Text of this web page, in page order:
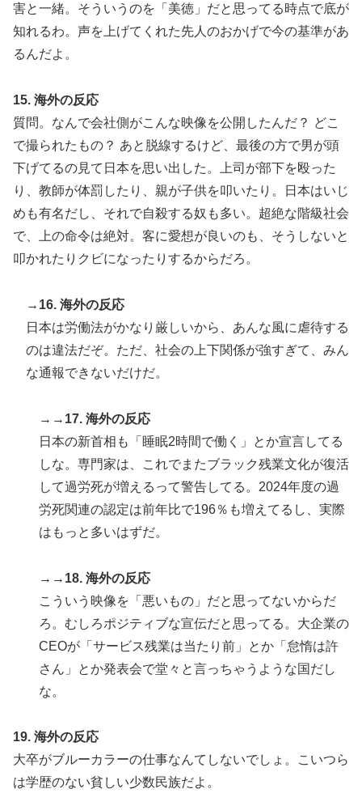
害と一緒。そういうのを「美徳」だと思ってる時点で底が
知れるわ。声を上げてくれた先人のおかげで今の基準があ
るんだよ。
15. 海外の反応
質問。なんで会社側がこんな映像を公開したんだ？ どこ
で撮られたもの？ あと脱線するけど、最後の方で男が頭
下げてるの見て日本を思い出した。上司が部下を殴った
り、教師が体罰したり、親が子供を叩いたり。日本はいじ
めも有名だし、それで自殺する奴も多い。超絶な階級社会
で、上の命令は絶対。客に愛想が良いのも、そうしないと
叩かれたりクビになったりするからだろ。
→16. 海外の反応
日本は労働法がかなり厳しいから、あんな風に虐待する
のは違法だぞ。ただ、社会の上下関係が強すぎて、みん
な通報できないだけだ。
→→17. 海外の反応
日本の新首相も「睡眠2時間で働く」とか宣言してる
しな。専門家は、これでまたブラック残業文化が復活
して過労死が増えるって警告してる。2024年度の過
労死関連の認定は前年比で196％も増えてるし、実際
はもっと多いはずだ。
→→18. 海外の反応
こういう映像を「悪いもの」だと思ってないからだ
ろ。むしろポジティブな宣伝だと思ってる。大企業の
CEOが「サービス残業は当たり前」とか「怠惰は許
さん」とか発表会で堂々と言っちゃうような国だし
な。
19. 海外の反応
大卒がブルーカラーの仕事なんてしないでしょ。こいつら
は学歴のない貧しい少数民族だよ。